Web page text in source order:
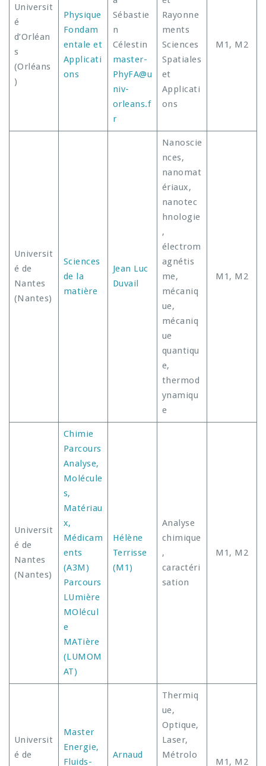
Universit
é
d’Orléan
s
(Orléans
)
Physique
Fondam
entale et
Applicati
ons
Sébastie
n
Célestin
master-
PhyFA@u
niv-
orleans.f
r
Rayonne
ments
Sciences
Spatiales
et
Applicati
ons
M1, M2
Universit
é de
Nantes
(Nantes)
Sciences
de la
matière
Jean Luc
Duvail
Nanoscie
nces,
nanomat
ériaux,
nanotec
hnologie
,
électrom
agnétis
me,
mécaniq
ue,
mécaniq
ue
quantiqu
e,
thermod
ynamiqu
e
M1, M2
Universit
é de
Nantes
(Nantes)
Chimie
Parcours
Analyse,
Molécule
s,
Matériau
x,
Médicam
ents
(A3M)
Parcours
LUmière
MOlécul
e
MATière
(LUMOM
AT)
Hélène
Terrisse
(M1)
Analyse
chimique
,
caractéri
sation
M1, M2
Universit
é de
Master
Energie,
Fluids-
Arnaud
Thermiq
ue,
Optique,
Laser,
Métrolo
M1, M2